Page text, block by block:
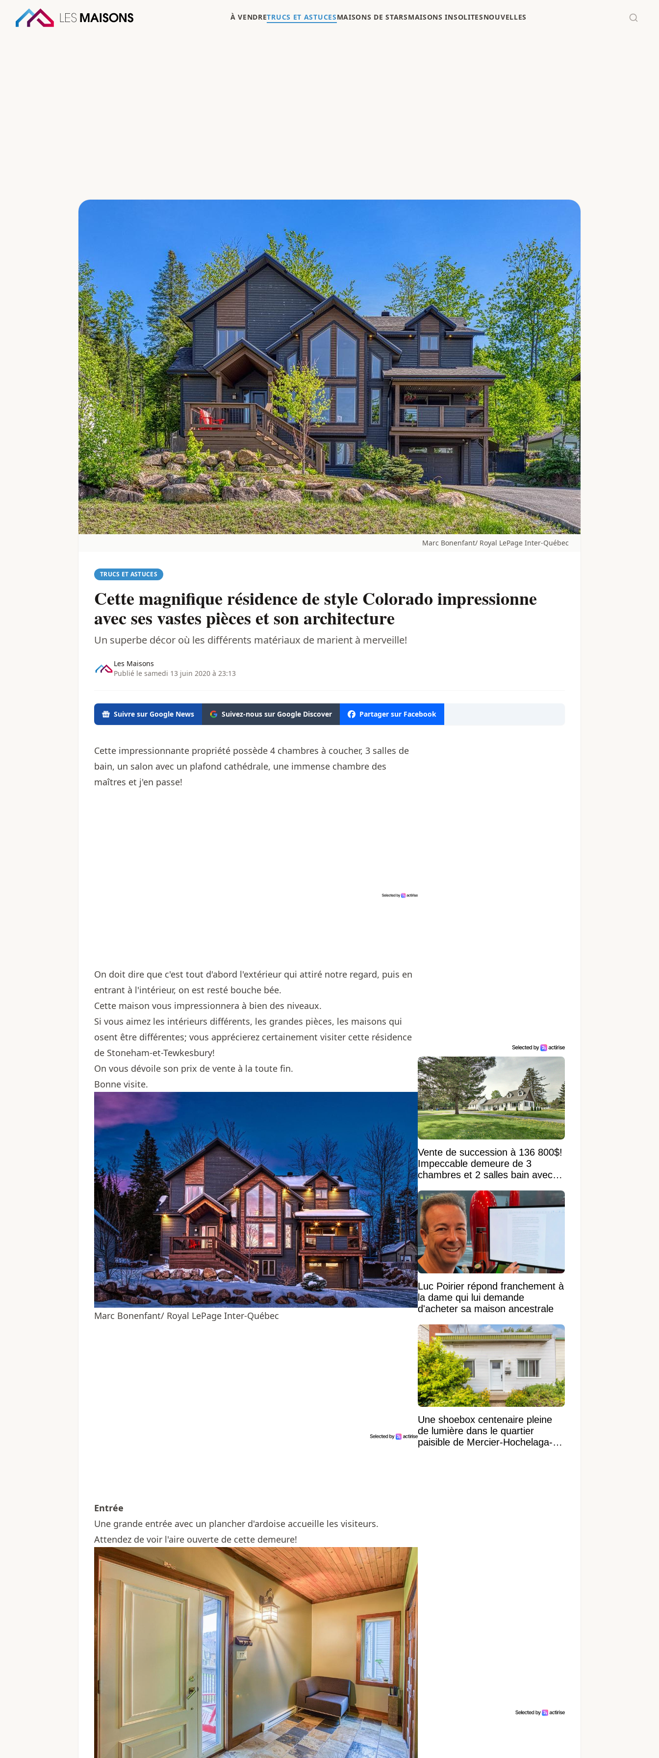
À VENDRETRUCS ET ASTUCESMAISONS DE STARSMAISONS INSOLITESNOUVELLES
Marc Bonenfant/ Royal LePage Inter-Québec
TRUCS ET ASTUCES
Cette magnifique résidence de style Colorado impressionne
avec ses vastes pièces et son architecture
Un superbe décor où les différents matériaux de marient à merveille!
Les Maisons
Publié le samedi 13 juin 2020 à 23:13
Suivre sur Google News Suivez-nous sur Google Discover Partager sur Facebook
Cette impressionnante propriété possède 4 chambres à coucher, 3 salles de
bain, un salon avec un plafond cathédrale, une immense chambre des
maîtres et j'en passe!
On doit dire que c'est tout d'abord l'extérieur qui attiré notre regard, puis en
entrant à l'intérieur, on est resté bouche bée.
Cette maison vous impressionnera à bien des niveaux.
Si vous aimez les intérieurs différents, les grandes pièces, les maisons qui
osent être différentes; vous apprécierez certainement visiter cette résidence
de Stoneham-et-Tewkesbury!
On vous dévoile son prix de vente à la toute fin.
Bonne visite.
Marc Bonenfant/ Royal LePage Inter-Québec
Entrée
Une grande entrée avec un plancher d'ardoise accueille les visiteurs.
Attendez de voir l'aire ouverte de cette demeure!
Vente de succession à 136 800$!
Impeccable demeure de 3
chambres et 2 salles bain avec
Luc Poirier répond franchement à
la dame qui lui demande
d'acheter sa maison ancestrale
Une shoebox centenaire pleine
de lumière dans le quartier
paisible de Mercier-Hochelaga-